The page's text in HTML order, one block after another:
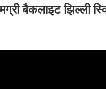
बैकलाइट झिल्ली